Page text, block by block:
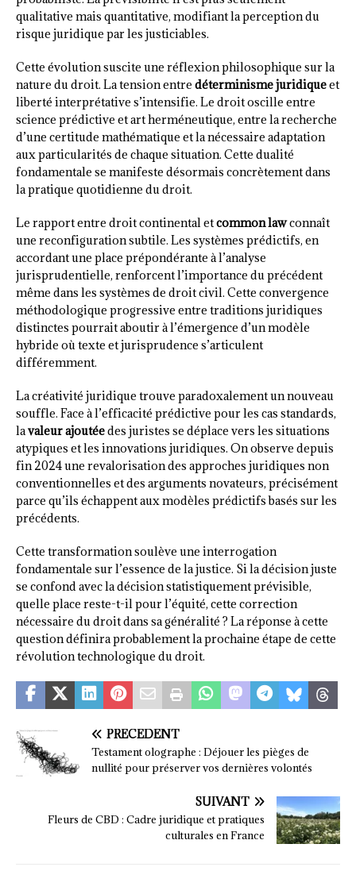
qualitative mais quantitative, modifiant la perception du
risque juridique par les justiciables.
Cette évolution suscite une réflexion philosophique sur la
nature du droit. La tension entre déterminisme juridiqueet
liberté interprétative s’intensifie. Le droit oscille entre
science prédictive et art herméneutique, entre la recherche
d’une certitude mathématique et la nécessaire adaptation
aux particularités de chaque situation. Cette dualité
fondamentale se manifeste désormais concrètement dans
la pratique quotidienne du droit.
Le rapport entre droit continental etcommon lawconnaît
une reconfiguration subtile. Les systèmes prédictifs, en
accordant une place prépondérante à l’analyse
jurisprudentielle, renforcent l’importance du précédent
même dans les systèmes de droit civil. Cette convergence
méthodologique progressive entre traditions juridiques
distinctes pourrait aboutir à l’émergence d’un modèle
hybride où texte et jurisprudence s’articulent
différemment.
La créativité juridique trouve paradoxalement un nouveau
souffle. Face à l’efficacité prédictive pour les cas standards,
lavaleur ajoutéedes juristes se déplace vers les situations
atypiques et les innovations juridiques. On observe depuis
fin 2024 une revalorisation des approches juridiques non
conventionnelles et des arguments novateurs, précisément
parce qu’ils échappent aux modèles prédictifs basés sur les
précédents.
Cette transformation soulève une interrogation
fondamentale sur l’essence de la justice. Si la décision juste
se confond avec la décision statistiquement prévisible,
quelle place reste-t-il pour l’équité, cette correction
nécessaire du droit dans sa généralité ? La réponse à cette
question définira probablement la prochaine étape de cette
révolution technologique du droit.
PRÉCÉDENT
Testament olographe : Déjouer les pièges de
nullité pour préserver vos dernières volontés
SUIVANT
Fleurs de CBD : Cadre juridique et pratiques
culturales en France